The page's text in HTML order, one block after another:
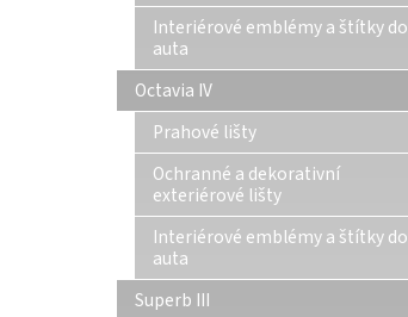
Interiérové emblémy a štítky do
auta
Octavia IV
Prahové lišty
Ochranné a dekorativní
exteriérové lišty
Interiérové emblémy a štítky do
auta
Superb III